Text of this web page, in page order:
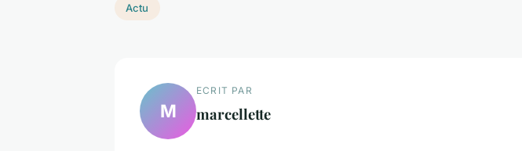
Actu
M
ECRIT PAR
marcellette